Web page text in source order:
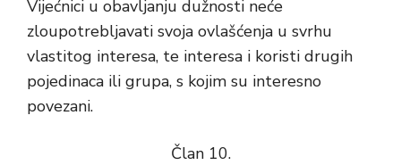
Vijećnici u obavljanju dužnosti neće
zloupotrebljavati svoja ovlašćenja u svrhu
vlastitog interesa, te interesa i koristi drugih
pojedinaca ili grupa, s kojim su interesno
povezani.
Član 10.